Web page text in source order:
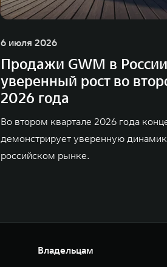
6 июля 2026
Продажи GWM в
уверенный рост во
2026 года
Во втором квартале 2026 года
демонстрирует уверенную
российском рынке.
Владельцам